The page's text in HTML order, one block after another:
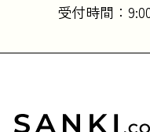
受付時間：